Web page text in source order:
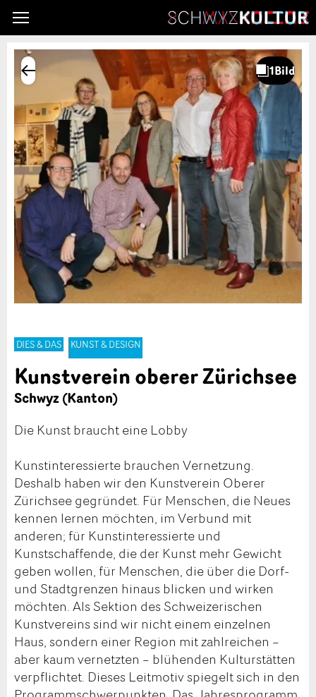
DIES & DAS KUNST & DESIGN
Kunstverein oberer Zürichsee
Schwyz (Kanton)
Die Kunst braucht eine Lobby
Kunstinteressierte brauchen Vernetzung.
Deshalb haben wir den Kunstverein Oberer
Zürichsee gegründet. Für Menschen, die Neues
kennen lernen möchten, im Verbund mit
anderen; für Kunstinteressierte und
Kunstschaffende, die der Kunst mehr Gewicht
geben wollen, für Menschen, die über die Dorf-
und Stadtgrenzen hinaus blicken und wirken
möchten. Als Sektion des Schweizerischen
Kunstvereins sind wir nicht einem einzelnen
Haus, sondern einer Region mit zahlreichen –
aber kaum vernetzten – blühenden Kulturstätten
verpflichtet. Dieses Leitmotiv spiegelt sich in den